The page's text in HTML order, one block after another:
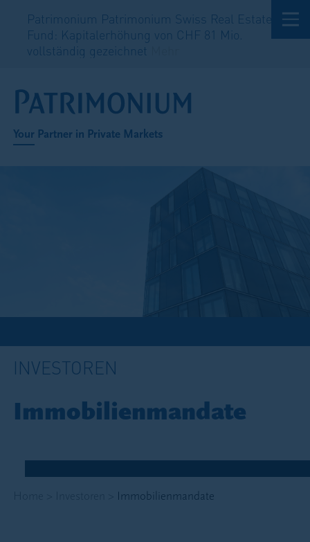
Patrimonium Patrimonium Swiss Real Estate
Fund: Kapitalerhöhung von CHF 81 Mio.
vollständig gezeichnet
Your Partner in Private Markets
INVESTOREN
Immobilienmandate
Immobilienmandate